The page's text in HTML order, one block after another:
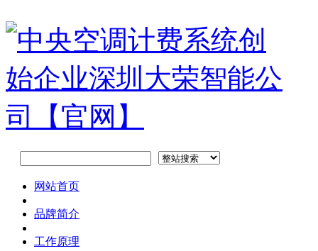
网站首页
品牌简介
工作原理